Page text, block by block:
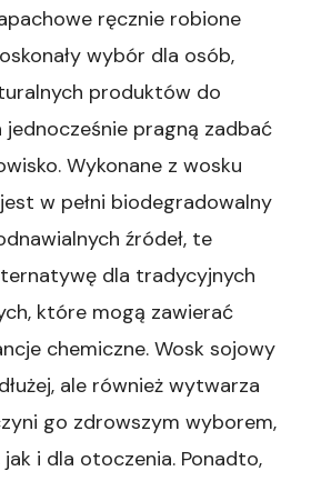
element
dekoracyjny
wnętrz
ręcznie robione
wybór dla osób,
produktów do
pragną zadbać
Wykonane z wosku
w pełni biodegradowalny
źródeł, te
dla tradycyjnych
które mogą zawierać
chemiczne. Wosk sojowy
ale również wytwarza
go zdrowszym wyborem,
i dla otoczenia. Ponadto,